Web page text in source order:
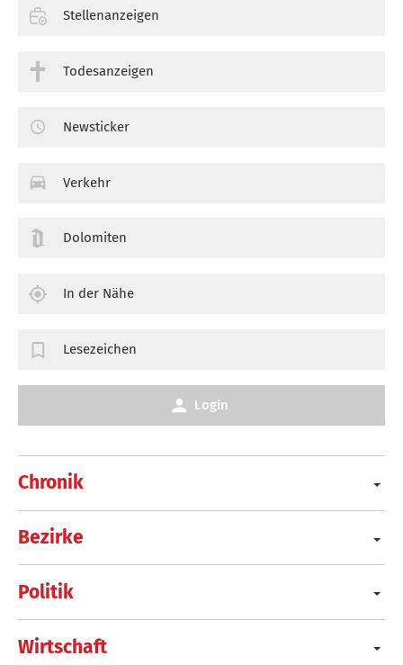
Chronik
Bezirke
Politik
Wirtschaft
Stellenanzeigen
Todesanzeigen
Newsticker
Verkehr
Dolomiten
In der Nähe
Lesezeichen
Login